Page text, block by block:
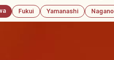
Fukui Yamanashi Nagano